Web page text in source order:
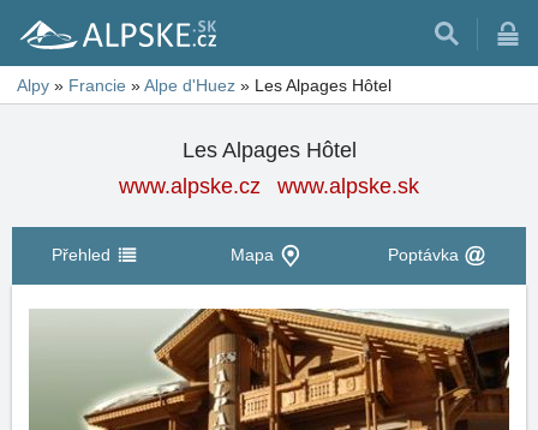
Alpy » Francie »Alpe d'Huez » Les Alpages Hôtel
Les Alpages Hôtel
www.alpske.cz
www.alpske.sk
Přehled Mapa Poptávka